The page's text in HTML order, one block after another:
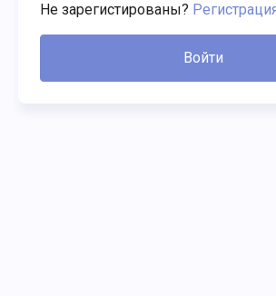
Не зарегистированы?